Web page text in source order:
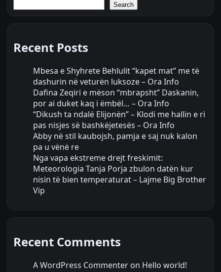
Search
Recent Posts
Mbesa e Shyhrete Behlulit “kapet mat” me të
dashurin në veturën luksoze – Ora Info
Dafina Zeqiri e mëson “mbrapsht” Daskanin,
por ai duket kaq i ëmbël… – Ora Info
“Dikush ta ndalë Elijonën” – Klodi me hallin e ri
pas nisjes së bashkëjetesës – Ora Info
Abby në stil kaubojsh, pamja e saj nuk kalon
pa u vënë re
Nga vapa ekstreme drejt freskimit:
Meteorologia Tanja Porja zbulon datën kur
nisin të bien temperaturat – Lajme Big Brother
Vip
Recent Comments
A WordPress Commenter on Hello world!